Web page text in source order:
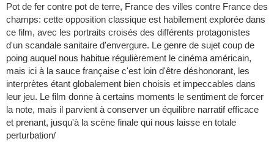
Pot de fer contre pot de terre, France des villes contre France des
champs: cette opposition classique est habilement explorée dans
ce film, avec les portraits croisés des différents protagonistes
d'un scandale sanitaire d'envergure. Le genre de sujet coup de
poing auquel nous habitue régulièrement le cinéma américain,
mais ici à la sauce française c'est loin d'être déshonorant, les
interprètes étant globalement bien choisis et impeccables dans
leur jeu. Le film donne à certains moments le sentiment de forcer
la note, mais il parvient à conserver un équilibre narratif efficace
et prenant, jusqu'à la scène finale qui nous laisse en totale
perturbation/